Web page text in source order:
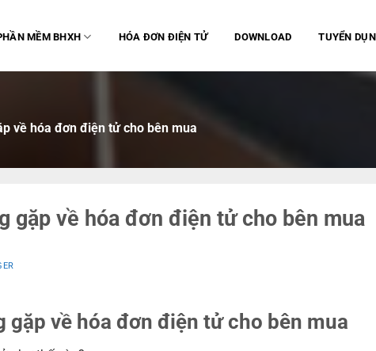
MỀM BHXH HÓA ĐƠN ĐIỆN TỬ DOWNLOAD TUYỂN
về hóa đơn điện tử cho bên mua
gặp về hóa đơn điện tử cho bên mua
gặp về hóa đơn điện tử cho bên mua